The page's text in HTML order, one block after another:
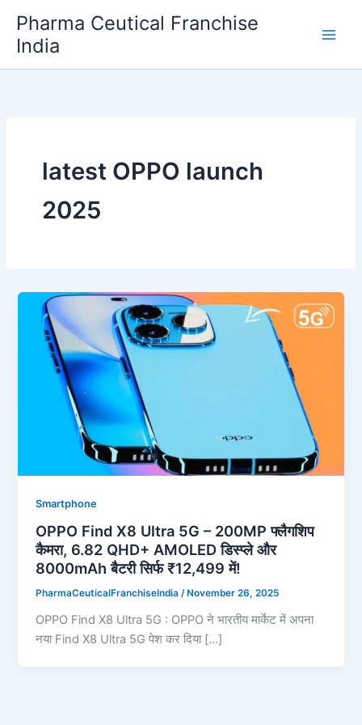
content
Pharma Ceutical Franchise
India
latest OPPO launch
2025
Smartphone
OPPO Find X8 Ultra 5G – 200MP फ्लैगशिप
कैमरा, 6.82 QHD+ AMOLED डिस्प्ले और
8000mAh बैटरी सिर्फ ₹12,499 में!
PharmaCeuticalFranchiseIndia/ November 26, 2025
OPPO Find X8 Ultra 5G : OPPO ने भारतीय मार्केट में अपना
नया Find X8 Ultra 5G पेश कर दिया […]